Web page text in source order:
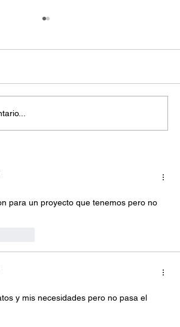
en Centros Comerciales
para un proyecto que tenemos pero no
y mis necesidades pero no pasa el